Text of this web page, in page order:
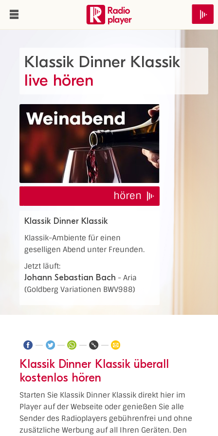
Klassik Dinner Klassik
live hören
hören
Klassik Dinner Klassik
Klassik-Ambiente für einen
geselligen Abend unter Freunden.
Jetzt läuft:
Johann Sebastian Bach - Aria
(Goldberg Variationen BWV988)
Klassik Dinner Klassik überall
kostenlos hören
Starten Sie Klassik Dinner Klassik direkt hier im
Player auf der Webseite oder genießen Sie alle
Sender des Radioplayers gebührenfrei und ohne
zusätzliche Werbung auf all Ihren Geräten. Den